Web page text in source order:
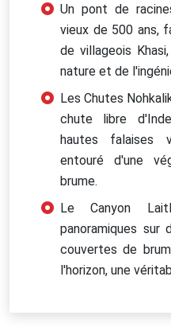
Un pont de
vieux de 500 ans,
de villageois
nature et de
Les Chutes
chute libre
hautes falaises
entouré d'une
brume.
Le Canyon
panoramiques
couvertes de
l'horizon, une